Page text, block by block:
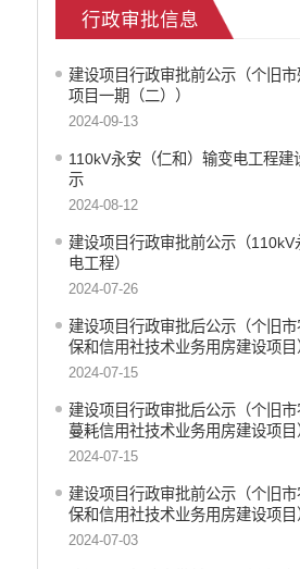
乡村振兴
农业发展
气象信息
林业信息
教育教学
重大建设项目信息
住房和建设
公共资源交易信息
征地信息
地方志
云南省新闻发布厅
行政许可
行政处罚和行政强制
行政审批信息
建设项目行政审批前公示（个旧
项目一期（二））
2024-09-13
110kV永安（仁和）输变电工程建
示
2024-08-12
建设项目行政审批前公示（
电工程）
2024-07-26
建设项目行政审批后公示（个旧
保和信用社技术业务用房建设项目
2024-07-15
建设项目行政审批后公示（个旧
蔓耗信用社技术业务用房建设项目
2024-07-15
建设项目行政审批前公示（个旧
保和信用社技术业务用房建设项目
2024-07-03